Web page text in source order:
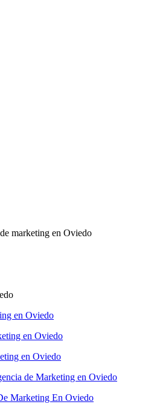
marketing en Oviedo
en Oviedo
en Oviedo
en Oviedo
de Marketing en Oviedo
Marketing En Oviedo